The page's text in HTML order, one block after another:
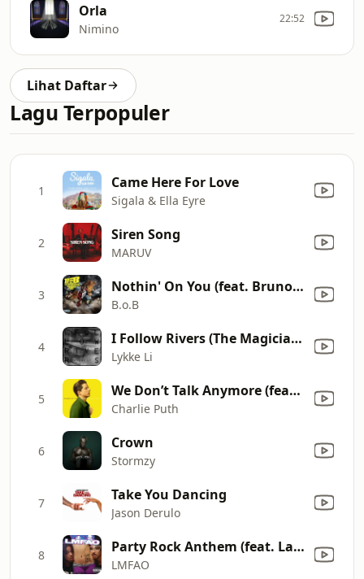
Orla
Nimino
22:52
Lihat Daftar
Lagu Terpopuler
1 Came Here For Love
Sigala & Ella Eyre
2 Siren Song
MARUV
3 Nothin' On You (feat. Bruno Mars)
B.o.B
4 I Follow Rivers (The Magician Remix)
Lykke Li
5 We Don’t Talk Anymore (feat. Selena Gomez)
Charlie Puth
6 Crown
Stormzy
7 Take You Dancing
Jason Derulo
8 Party Rock Anthem (feat. Lauren Bennett & GoonRock)
LMFAO